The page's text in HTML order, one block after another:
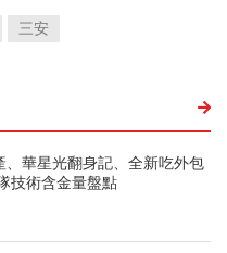
三安
、華星光翻身記、全新吃外包
技術含金量盤點